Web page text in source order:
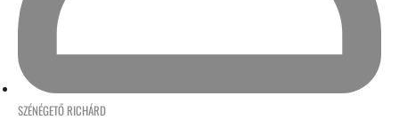
SZÉNÉGETŐ RICHÁRD